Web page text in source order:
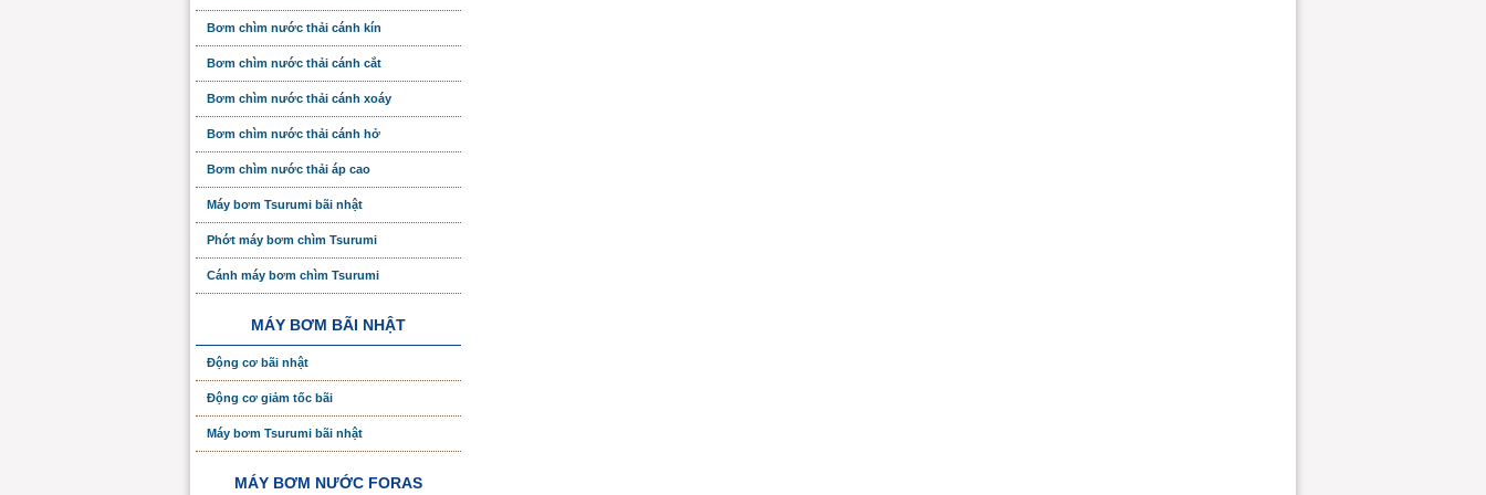
Bơm chìm nước thải cánh kín
Bơm chìm nước thải cánh cắt
Bơm chìm nước thải cánh xoáy
Bơm chìm nước thải cánh hở
Bơm chìm nước thải áp cao
Máy bơm Tsurumi bãi nhật
Phớt máy bơm chìm Tsurumi
Cánh máy bơm chìm Tsurumi
MÁY BƠM BÃI NHẬT
Động cơ bãi nhật
Động cơ giảm tốc bãi
Máy bơm Tsurumi bãi nhật
MÁY BƠM NƯỚC FORAS